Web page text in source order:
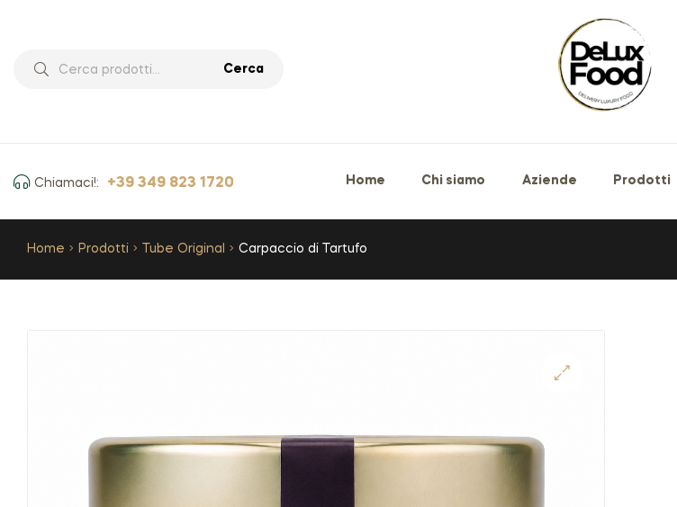
Cerca
Chiamaci!: +39 349 823 1720 Home Chi siamo Aziende Prodotti
Home Prodotti Tube Original Carpaccio di Tartufo